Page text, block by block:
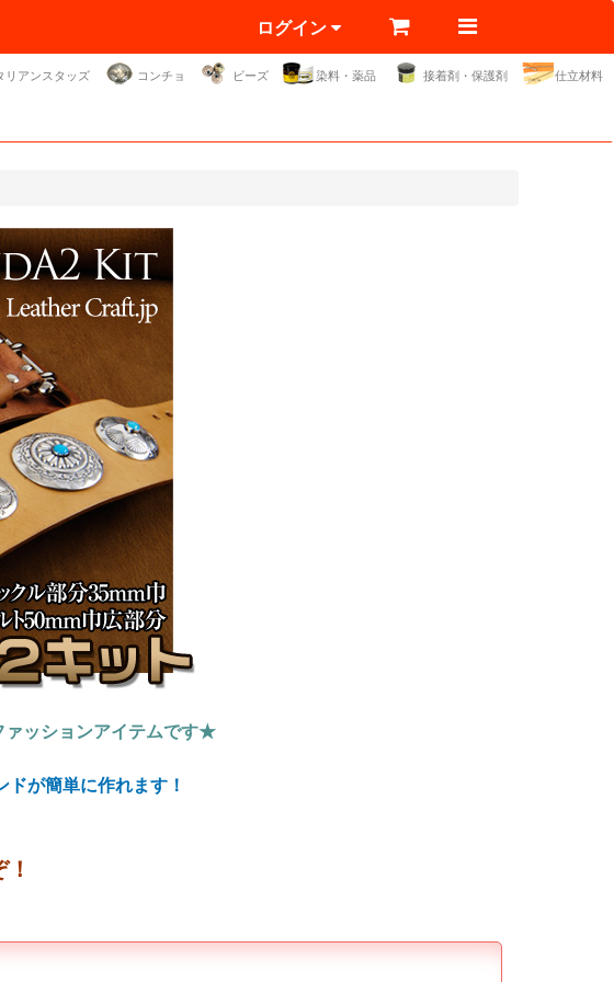
ログイン
リアンスタッズ コンチョ ビーズ 染料・薬品 接着剤・保護剤 仕立材料
ァッションアイテムです★
が簡単に作れます！